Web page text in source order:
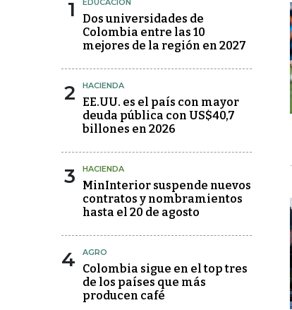
1 EDUCACIÓN
Dos universidades de
Colombia entre las 10
mejores de la región en 2027
2 HACIENDA
EE.UU. es el país con mayor
deuda pública con US$40,7
billones en 2026
3 HACIENDA
MinInterior suspende nuevos
contratos y nombramientos
hasta el 20 de agosto
4 AGRO
Colombia sigue en el top tres
de los países que más
producen café